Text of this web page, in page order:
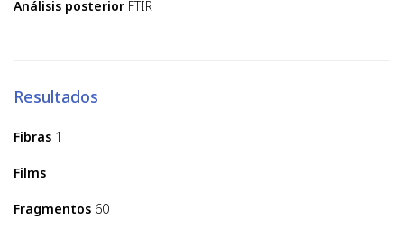
Análisis posterior FTIR
Resultados
Fibras 1
Films
Fragmentos 60